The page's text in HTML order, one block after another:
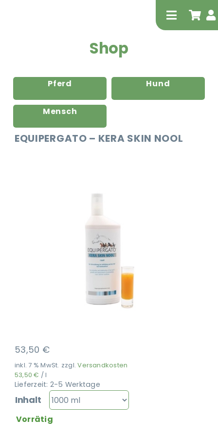
Toggle
Shop
Pferd Hund
Mensch
EQUIPERGATO – KERA SKIN NOOL
53,50 €
inkl. 7 % MwSt. zzgl.Versandkosten
53,50€ /l
Lieferzeit: 2-5 Werktage
Inhalt
Vorrätig